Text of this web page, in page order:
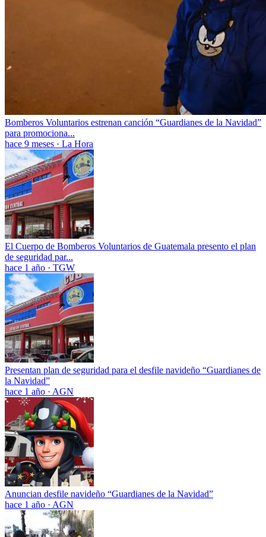
Bomberos Voluntarios estrenan canción “Guardianes de la Navidad”
para promociona...
hace 9 meses · La Hora
El Cuerpo de Bomberos Voluntarios de Guatemala presento el plan
de seguridad par...
hace 1 año · TGW
Presentan plan de seguridad para el desfile navideño “Guardianes de
la Navidad”
hace 1 año · AGN
Anuncian desfile navideño “Guardianes de la Navidad”
hace 1 año · AGN